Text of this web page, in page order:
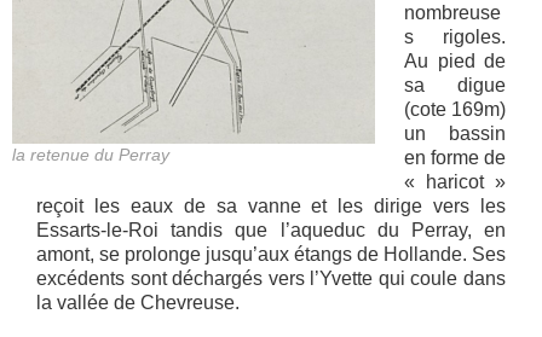
la retenue du Perray
nombreuse
s rigoles.
Au pied de
sa digue
(cote 169m)
un bassin
en forme de
« haricot »
reçoit les eaux de sa vanne et les dirige vers les
Essarts-le-Roi tandis que l’aqueduc du Perray, en
amont, se prolonge jusqu’aux étangs de Hollande. Ses
excédents sont déchargés vers l’Yvette qui coule dans
la vallée de Chevreuse.